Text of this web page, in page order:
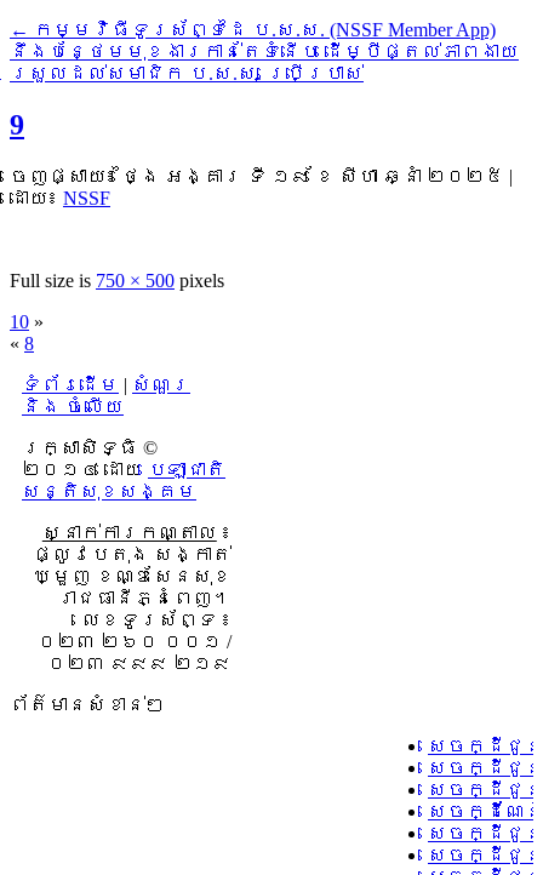
←
កម្មវិធីទូរស័ព្ទដៃ ប.ស.ស. (NSSF Member App)
នឹងបន្ថែមមុខងារកាន់តែទំនើប ដើម្បីផ្តល់ភាពងាយ
ស្រួលដល់សមាជិក ប.ស.ស. ប្រើប្រាស់
9
ចេញផ្សាយ៖ ថ្ងៃ អង្គារ ទី ១៩ ខែ សីហា ឆ្នាំ ២០២៥ |
ដោយ៖ NSSF
Full size is 750 × 500 pixels
10 »
« 8
ទំព័រដើម | សំណួរ
និង ចំលើយ
រក្សាសិទ្ធិ ©
២០១៤ ដោយ​ បេឡាជាតិ
សន្តិសុខសង្គម
ស្នាក់ការកណ្តាល ៖
ផ្លូវបេតុង សង្កាត់
ឃ្មួញ ខណ្ឌសែនសុខ
រាជធានីភ្នំពេញ។
លេខទូរស័ព្ទ ៖
០២៣ ២៦០ ០០១ /
០២៣ ៩៩៩ ២១៩
ព័ត៌មានសំខាន់ៗ
សេចក្ដីជូ
សេចក្ដីជូ
សេចក្ដីជូ
សេចក្ដីណែ
សេចក្ដីជូ
សេចក្ដីជូ